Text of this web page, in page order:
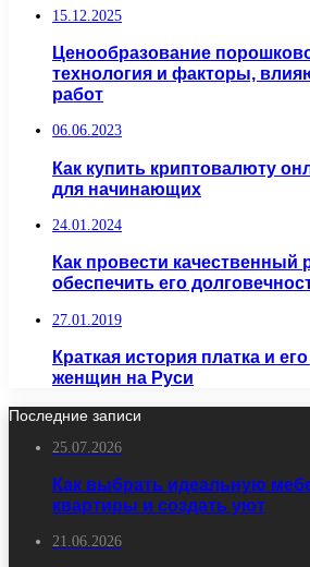
15.12.2025
Ценообразование
технология и факторы,
работ
06.06.2023
Как купить криптовалюту
для начинающих
24.01.2024
Как провести качественный
обеспечить его
27.01.2019
Краткая история платка и
женщин на Руси
Последние записи
25.07.2026
Как выбрать идеальную
квартиры и создать уют
21.06.2026